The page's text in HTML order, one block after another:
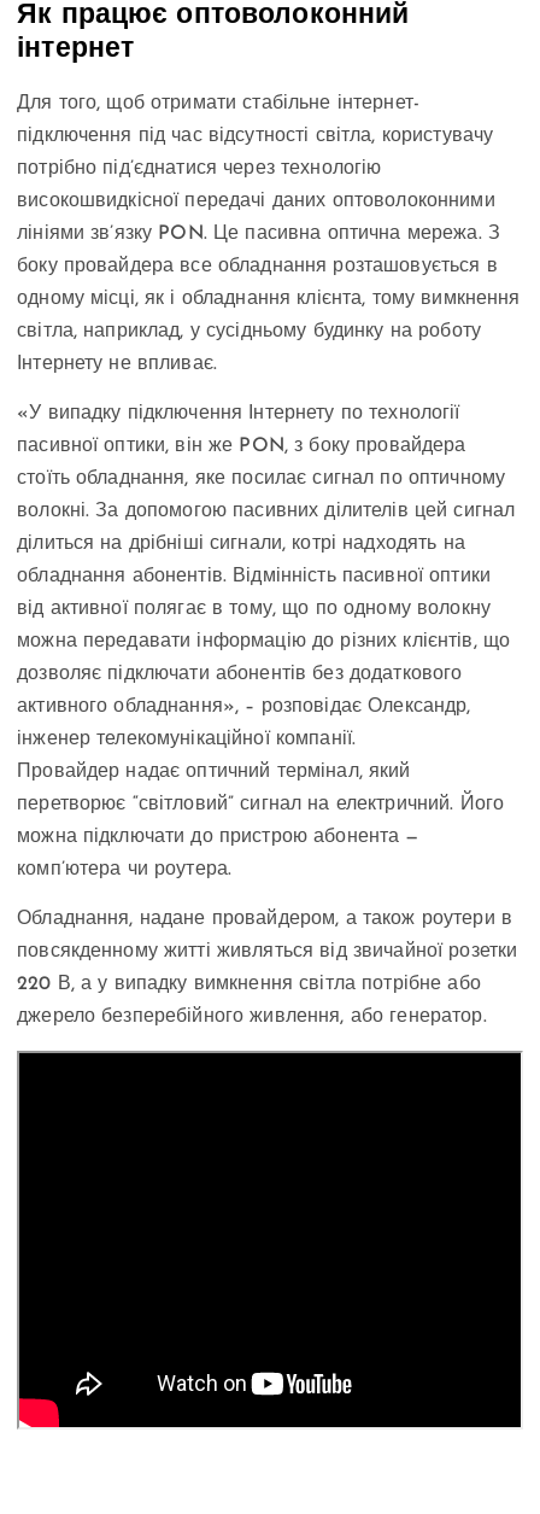
Як працює оптоволоконний
інтернет
Для того, щоб отримати стабільне інтернет-
підключення під час відсутності світла, користувачу
потрібно під’єднатися через технологію
високошвидкісної передачі даних оптоволоконними
лініями зв’язку PON. Це пасивна оптична мережа. З
боку провайдера все обладнання розташовується в
одному місці, як і обладнання клієнта, тому вимкнення
світла, наприклад, у сусідньому будинку на роботу
Інтернету не впливає.
«У випадку підключення Інтернету по технології
пасивної оптики, він же PON, з боку провайдера
стоїть обладнання, яке посилає сигнал по оптичному
волокні. За допомогою пасивних ділителів цей сигнал
ділиться на дрібніші сигнали, котрі надходять на
обладнання абонентів. Відмінність пасивної оптики
від активної полягає в тому, що по одному волокну
можна передавати інформацію до різних клієнтів, що
дозволяє підключати абонентів без додаткового
активного обладнання», – розповідає Олександр,
інженер телекомунікаційної компанії.
Провайдер надає оптичний термінал, який
перетворює “світловий” сигнал на електричний. Його
можна підключати до пристрою абонента —
комп’ютера чи роутера.
Обладнання, надане провайдером, а також роутери в
повсякденному житті живляться від звичайної розетки
220 В, а у випадку вимкнення світла потрібне або
джерело безперебійного живлення, або генератор.